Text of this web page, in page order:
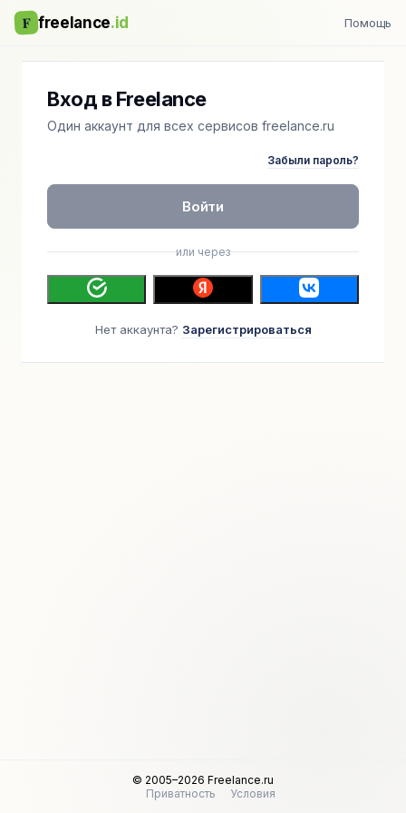
F freelance.id Помощь
Вход в Freelance
Один аккаунт для всех сервисов freelance.ru
Забыли пароль?
Войти
или через
Нет аккаунта? Зарегистрироваться
© 2005–2026 Freelance.ru
Приватность
Условия